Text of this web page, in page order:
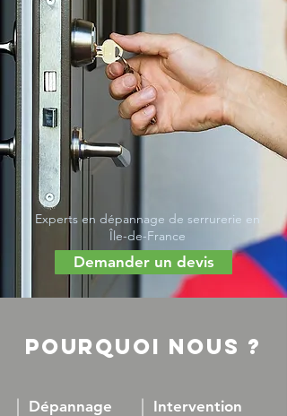
Experts en dépannage de serrurerie en
Île-de-France
Demander un devis
Pourquoi nous ?
Dépannage
Intervention